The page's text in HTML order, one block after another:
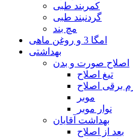
کمربند طبی
گردنبند طبی
مچ بند
امگا 3 و روغن ماهی
بهداشتی
اصلاح صورت و بدن
تیغ اصلاح
برقی اصلاح
موبر
نوار موبر
بهداشت آقایان
بعد از اصلاح